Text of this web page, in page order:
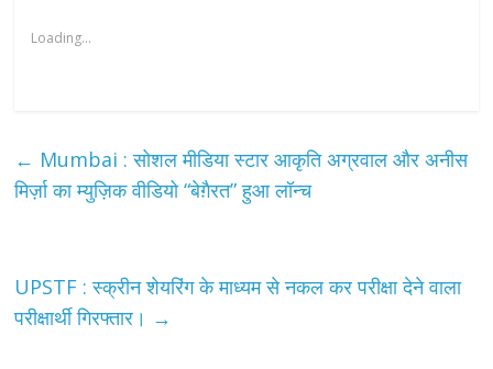
Loading...
← Mumbai : सोशल मीडिया स्टार आकृति अग्रवाल और अनीस
मिर्ज़ा का म्युज़िक वीडियो “बेग़ैरत” हुआ लॉन्च
UPSTF : स्क्रीन शेयरिंग के माध्यम से नकल कर परीक्षा देने वाला
परीक्षार्थी गिरफ्तार। →